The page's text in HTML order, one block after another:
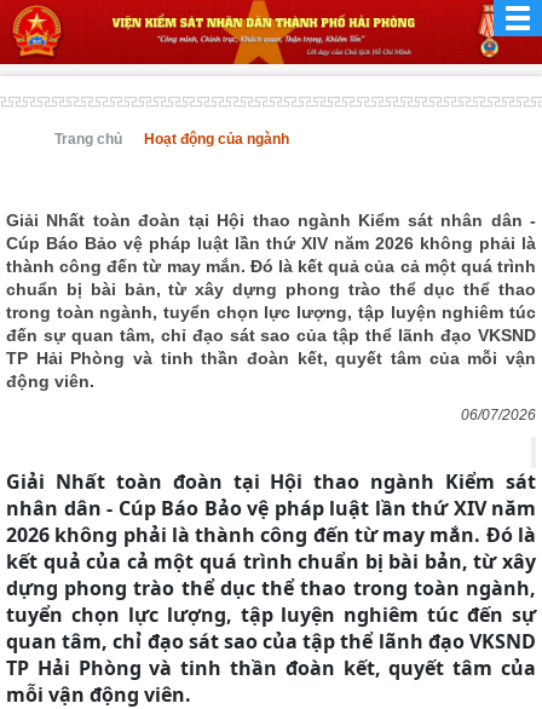
Trang chủ Hoạt động của ngành
Giải Nhất toàn đoàn tại Hội thao ngành Kiểm sát nhân dân -
Cúp Báo Bảo vệ pháp luật lần thứ XIV năm 2026 không phải là
thành công đến từ may mắn. Đó là kết quả của cả một quá trình
chuẩn bị bài bản, từ xây dựng phong trào thể dục thể thao
trong toàn ngành, tuyển chọn lực lượng, tập luyện nghiêm túc
đến sự quan tâm, chỉ đạo sát sao của tập thể lãnh đạo VKSND
TP Hải Phòng và tinh thần đoàn kết, quyết tâm của mỗi vận
động viên.
06/07/2026
Giải Nhất toàn đoàn tại Hội thao ngành Kiểm sát
nhân dân - Cúp Báo Bảo vệ pháp luật lần thứ XIV năm
2026 không phải là thành công đến từ may mắn. Đó là
kết quả của cả một quá trình chuẩn bị bài bản, từ xây
dựng phong trào thể dục thể thao trong toàn ngành,
tuyển chọn lực lượng, tập luyện nghiêm túc đến sự
quan tâm, chỉ đạo sát sao của tập thể lãnh đạo VKSND
TP Hải Phòng và tinh thần đoàn kết, quyết tâm của
mỗi vận động viên.